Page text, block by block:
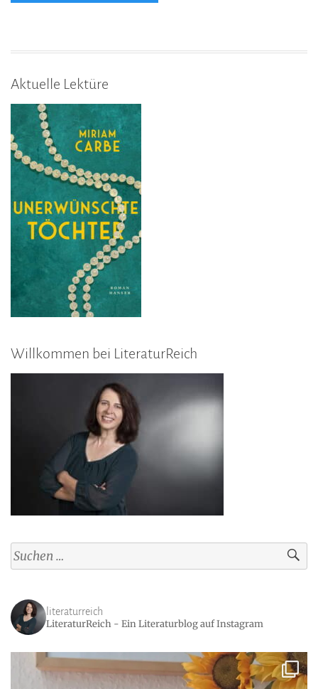
Aktuelle Lektüre
Willkommen bei LiteraturReich
Suchen
nach:
literaturreich
LiteraturReich - Ein Literaturblog auf Instagram